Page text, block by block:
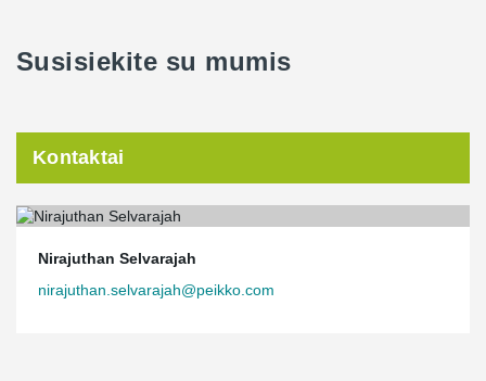
Susisiekite su mumis
Kontaktai
Nirajuthan Selvarajah
nirajuthan.selvarajah@peikko.com